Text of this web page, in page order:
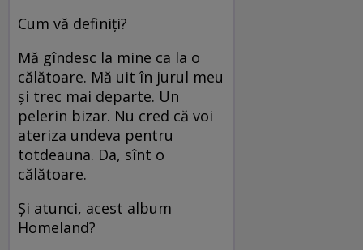
Cum vă definiţi?
Mă gîndesc la mine ca la o
călătoare. Mă uit în jurul meu
şi trec mai departe. Un
pelerin bizar. Nu cred că voi
ateriza undeva pentru
totdeauna. Da, sînt o
călătoare.
Şi atunci, acest album
Homeland?